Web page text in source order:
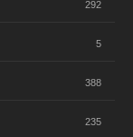
292
5
388
235